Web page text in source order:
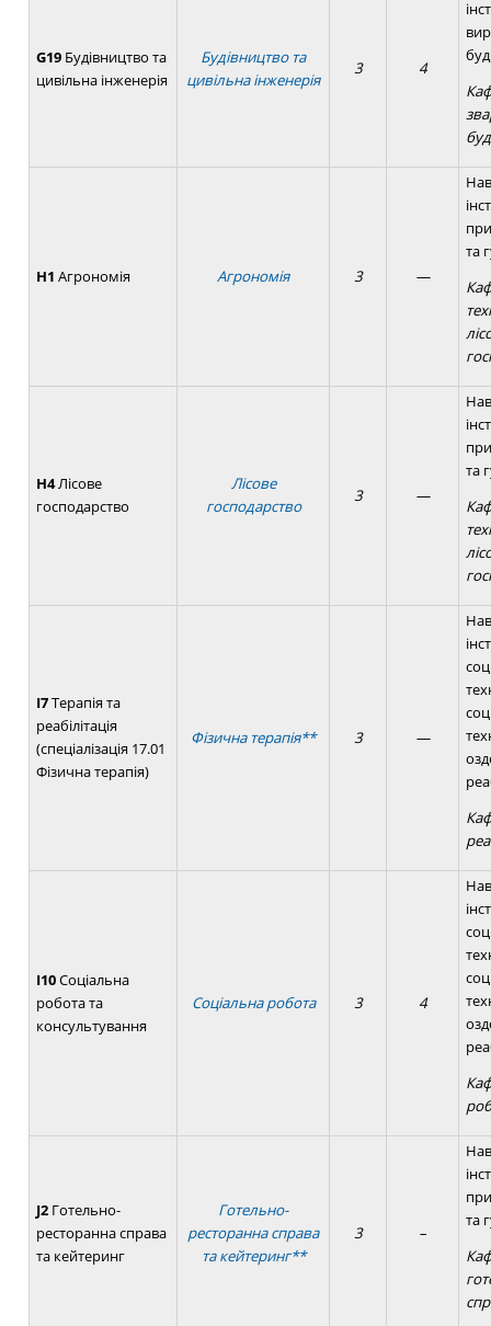
G19 Будівництво та
цивільна інженерія
Будівництво та
цивільна інженерія
3 4
Н1 Агрономія Агрономія 3 —
та
Н4Лісове
господарство
Лісове
господарство
3 —
та
I7Терапія та
реабілітація
(спеціалізація 17.01
Фізична терапія)
Фізична терапія** 3 —
I10Соціальна
робота та
консультування
Соціальна робота 3 4
J2 Готельно-
ресторанна справа
та кейтеринг
Готельно-
ресторанна справа
та кейтеринг**
3 –
та